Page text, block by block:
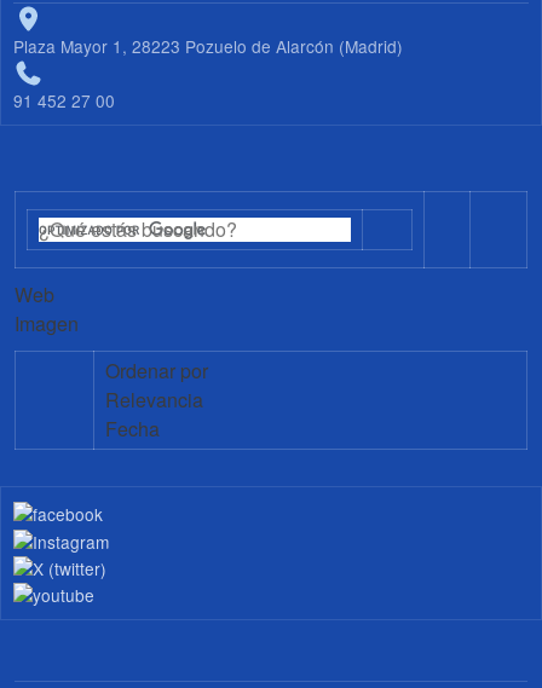
Plaza Mayor 1, 28223 Pozuelo de Alarcón (Madrid)
91 452 27 00
Web
Imagen
Ordenar por
Relevancia
Fecha